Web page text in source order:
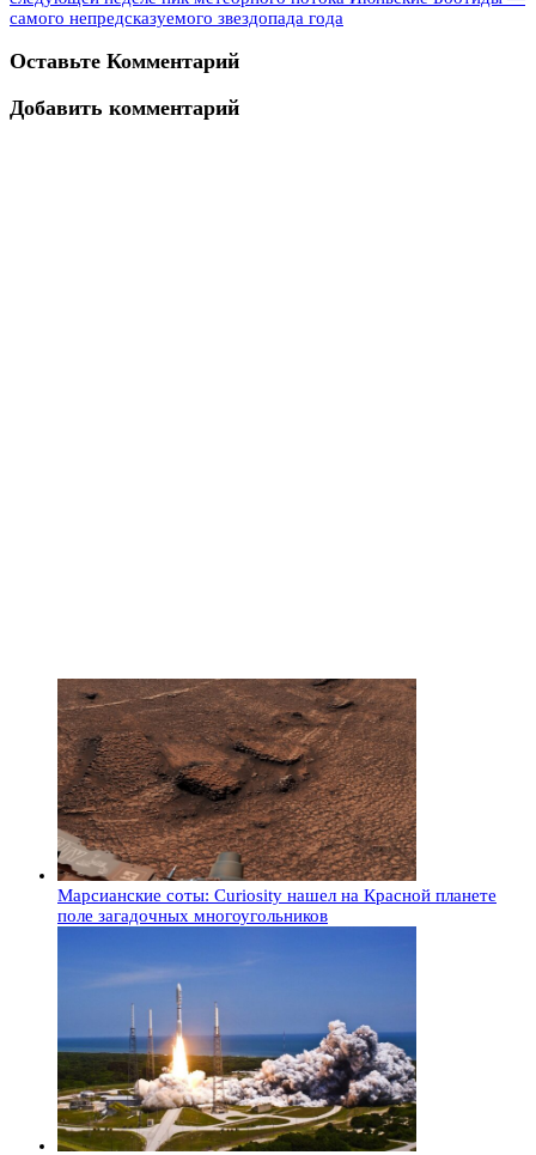
самого непредсказуемого звездопада года
Оставьте Комментарий
Добавить комментарий
Марсианские соты: Curiosity нашел на Красной планете
поле загадочных многоугольников